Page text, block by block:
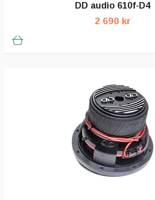
DD audio 610f-D4
2 690 kr